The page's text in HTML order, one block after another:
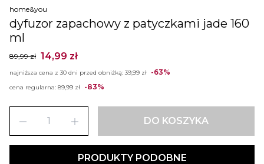
home&you
dyfuzor zapachowy z patyczkami jade 160
ml
89,99 zł 14,99 zł
najniższa cena z 30 dni przed obniżką: 39,99 zł -63%
cena regularna: 89,99 zł -83%
remove add DO KOSZYKA
PRODUKTY PODOBNE